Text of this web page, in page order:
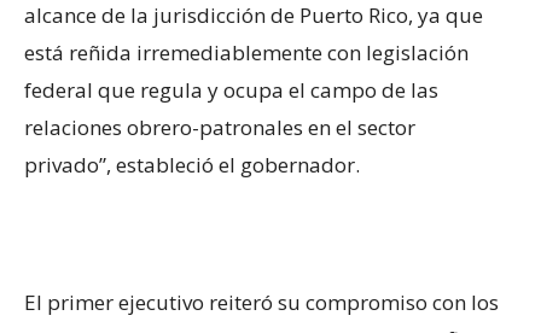
alcance de la jurisdicción de Puerto Rico, ya que
está reñida irremediablemente con legislación
federal que regula y ocupa el campo de las
relaciones obrero-patronales en el sector
privado”, estableció el gobernador.
El primer ejecutivo reiteró su compromiso con los